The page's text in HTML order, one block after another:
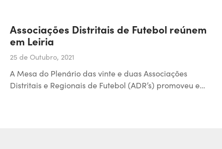
Associações Distritais de Futebol reúnem
em Leiria
25 de Outubro, 2021
A Mesa do Plenário das vinte e duas Associações
Distritais e Regionais de Futebol (ADR’s) promoveu e…